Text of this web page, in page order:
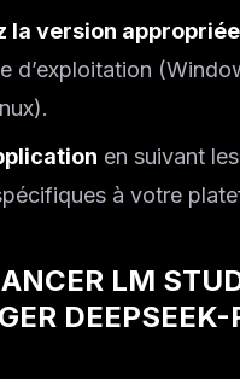
la version appropriée
d’exploitation
en suivant les
à votre
LM
DEEPSEEK-